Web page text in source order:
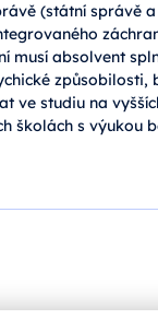
(státní správě
musí absolvent
ve studiu na
školách s výukou